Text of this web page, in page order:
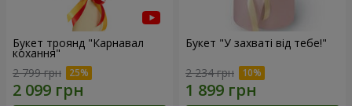
Букет троянд "Карнавал
кохання"
2 799 грн
Букет "У захваті від тебе!"
2 234 грн